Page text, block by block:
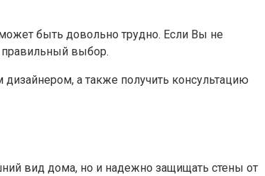
быть довольно трудно. Если Вы не
выбор.
а также получить консультацию
вид дома, но и надежно защищать стены от